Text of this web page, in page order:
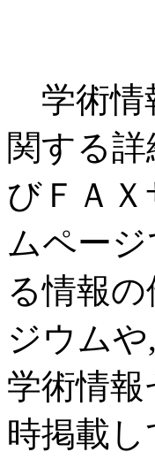
学術情
関する
びＦＡ
ムペー
る情報
ジウム
学術情
時掲載し